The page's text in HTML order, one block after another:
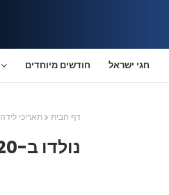
חודשים מיוחדים חגי ישראל
דף הבית תאריכי לידה
נולדו ב-20 ביולי